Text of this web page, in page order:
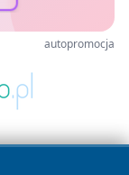
autopromocja